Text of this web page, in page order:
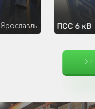
Ярославль ПСС 6 кВ